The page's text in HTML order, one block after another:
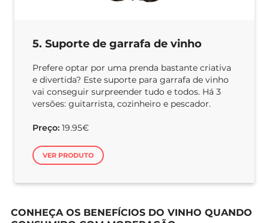
5. Suporte de garrafa de vinho
Prefere optar por uma prenda bastante criativa
e divertida? Este suporte para garrafa de vinho
vai conseguir surpreender tudo e todos. Há 3
versões: guitarrista, cozinheiro e pescador.
Preço: 19.95€
VER PRODUTO
CONHEÇA OS BENEFÍCIOS DO VINHO QUANDO